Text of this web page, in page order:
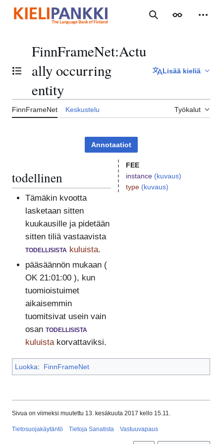
sisältöön
Haku Ulkoasu
Vaihda sisällysluettelo
FinnFrameNet:Actu
ally occurring
entity
Lisää kieliä
FinnFrameNet Keskustelu Työkalut
Annotaatiot
todellinen
Tämäkin kvootta
lasketaan sitten
kuukausille ja pidetään
sitten tiliä vastaavista
todellisista kuluista.
pääsäännön mukaan (
OK 21:01:00 ), kun
tuomioistuimet
aikaisemmin
tuomitsivat usein vain
osan todellisista
kuluistakorvattaviksi.
FEE
instance (kuvaus)
type (kuvaus)
Luokka: FinnFrameNet
Sivua on viimeksi muutettu 13. kesäkuuta 2017 kello 15.11.
Tietosuojakäytäntö Tietoja Sanatista Vastuuvapaus